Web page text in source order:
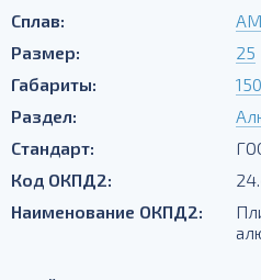
Сплав:
Размер:
25
Габариты:
Раздел:
Стандарт:
Код ОКПД2:
Наименование ОКПД2: